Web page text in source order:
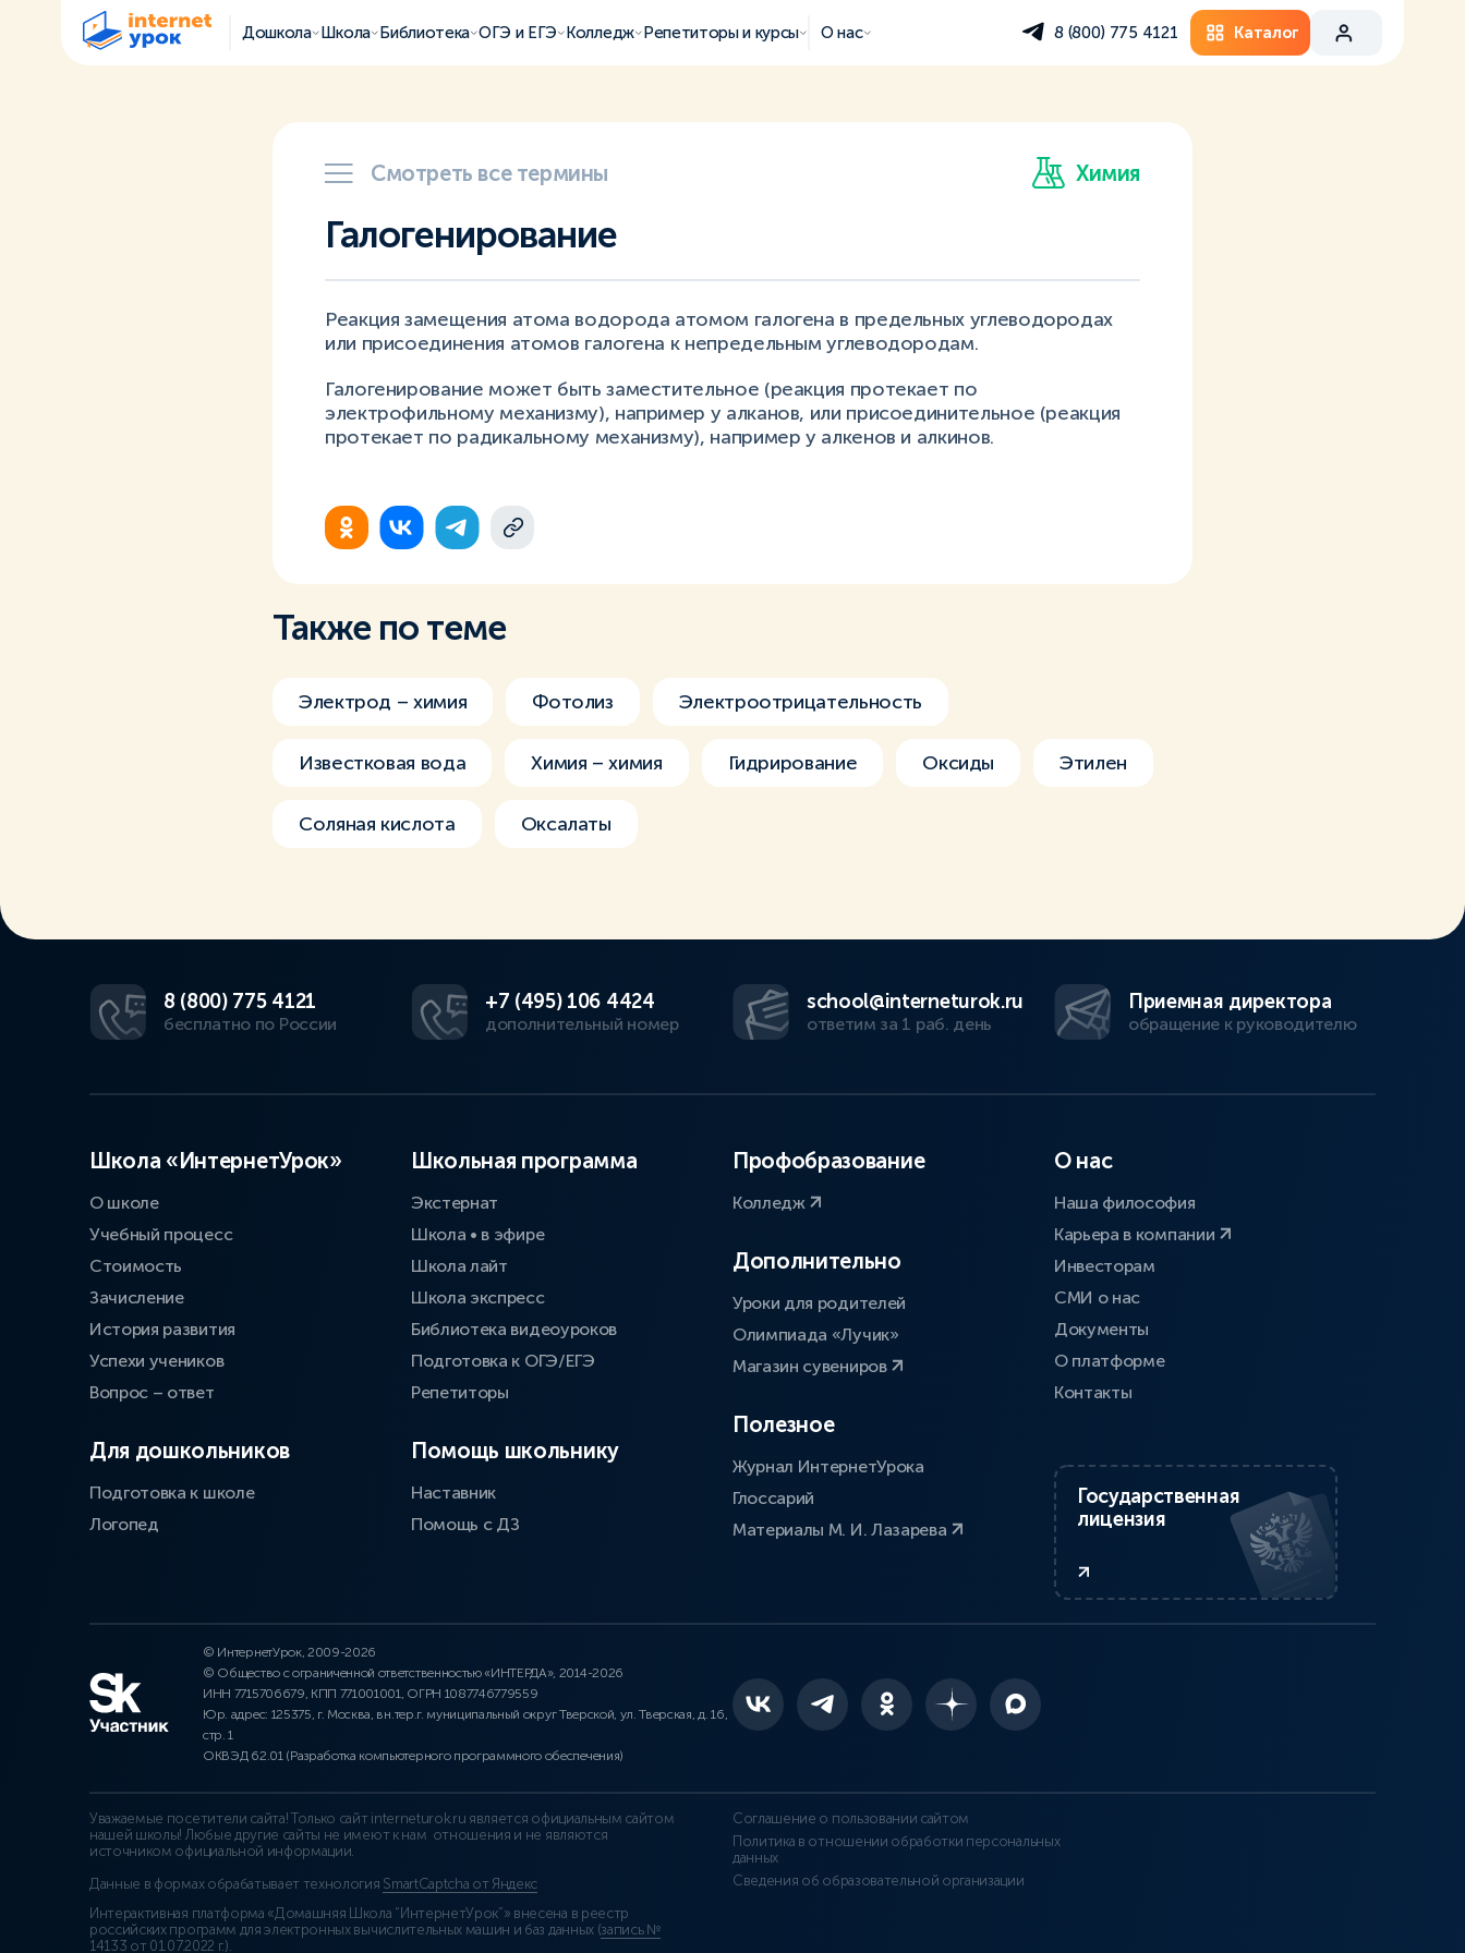
Дошкола Школа Библиотека ОГЭ и ЕГЭ Колледж Репетиторы и курсы О нас 8 (800) 775 4121 Каталог
Смотреть все термины Химия
Галогенирование
Реакция замещения атома водорода атомом галогена в предельных углеводородах
или присоединения атомов галогена к непредельным углеводородам.
Галогенирование может быть заместительное (реакция протекает по
электрофильному механизму), например у алканов, или присоединительное (реакция
протекает по радикальному механизму), например у алкенов и алкинов.
Также по теме
Электрод – химия Фотолиз Электроотрицательность
Известковая вода Химия – химия Гидрирование Оксиды Этилен
Соляная кислота Оксалаты
8 (800) 775 4121
бесплатно по России
+7 (495) 106 4424
дополнительный номер
school@interneturok.ru
ответим за 1 раб. день
Приемная директора
обращение к руководителю
Школа «ИнтернетУрок»
О школе
Учебный процесс
Стоимость
Зачисление
История развития
Успехи учеников
Вопрос – ответ
Для дошкольников
Подготовка к школе
Логопед
Школьная программа
Экстернат
Школа • в эфире
Школа лайт
Школа экспресс
Библиотека видеоуроков
Подготовка к ОГЭ/ЕГЭ
Репетиторы
Помощь школьнику
Наставник
Помощь с ДЗ
Профобразование
Колледж
Дополнительно
Уроки для родителей
Олимпиада «Лучик»
Магазин сувениров
Полезное
Журнал ИнтернетУрока
Глоссарий
Материалы М. И. Лазарева
О нас
Наша философия
Карьера в компании
Инвесторам
СМИ о нас
Документы
О платформе
Контакты
Государственная
лицензия
© ИнтернетУрок, 2009-2026
© Общество с ограниченной ответственностью «ИНТЕРДА», 2014-2026
ИНН 7715706679, КПП 771001001, ОГРН 1087746779559
Юр. адрес: 125375, г. Москва, вн.тер.г. муниципальный округ Тверской, ул. Тверская, д. 16,
стр. 1
ОКВЭД 62.01 (Разработка компьютерного программного обеспечения)
Уважаемые посетители сайта! Только сайт interneturok.ru является официальным сайтом
нашей школы! Любые другие сайты не имеют к нам отношения и не являются
источником официальной информации.
Данные в формах обрабатывает технология SmartCaptcha от Яндекс
Интерактивная платформа «Домашняя Школа “ИнтернетУрок”» внесена в реестр
российских программ для электронных вычислительных машин и баз данных (запись №
14133 от 01.07.2022 г.).
Соглашение о пользовании сайтом
Политика в отношении обработки персональных
данных
Сведения об образовательной организации